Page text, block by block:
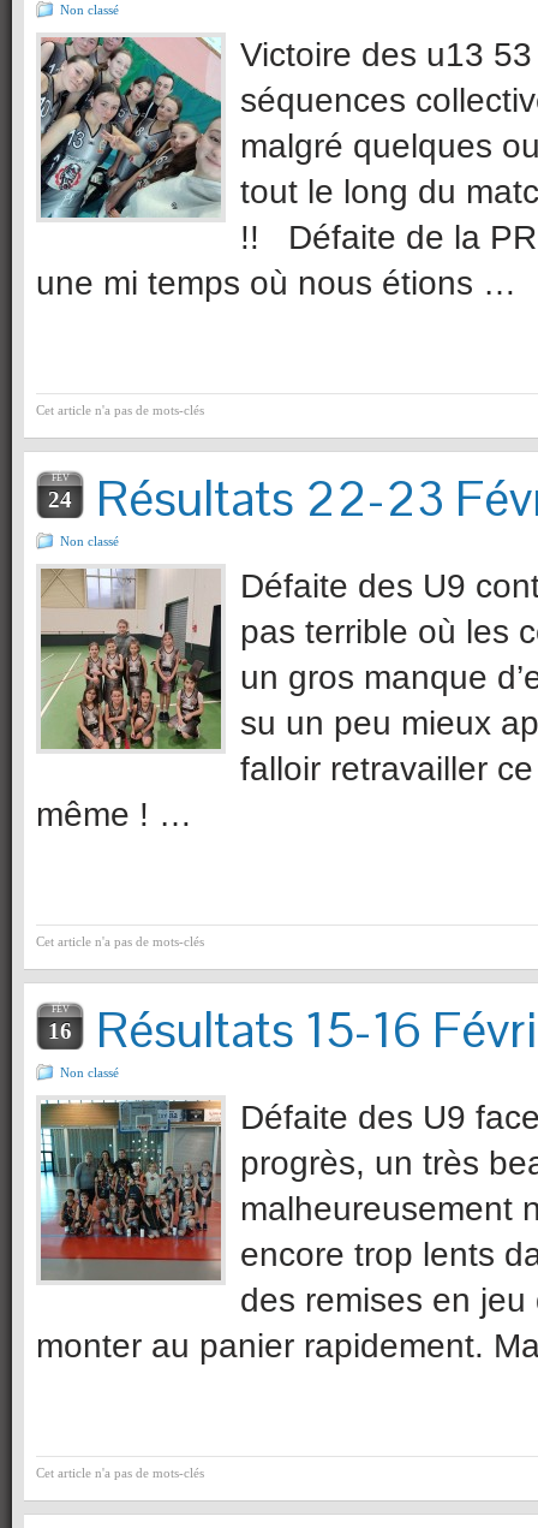
Non classé
Victoire des u13
séquences
malgré quelques
tout le long du
!! Défaite de la
une mi temps où nous étions …
Cet article n'a pas de mots-clés
FÉV
24 Résultats 22-23
Non classé
Défaite des U9
pas terrible où les
un gros manque
su un peu mieux
falloir retravailler
même ! …
Cet article n'a pas de mots-clés
FÉV
16 Résultats 15-16
Non classé
Défaite des U9
progrès, un très
malheureusement
encore trop lents
des remises en jeu
monter au panier rapidement.
Cet article n'a pas de mots-clés